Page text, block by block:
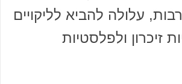
עלולה להביא לליקויים
זיכרון ולפלסטיות